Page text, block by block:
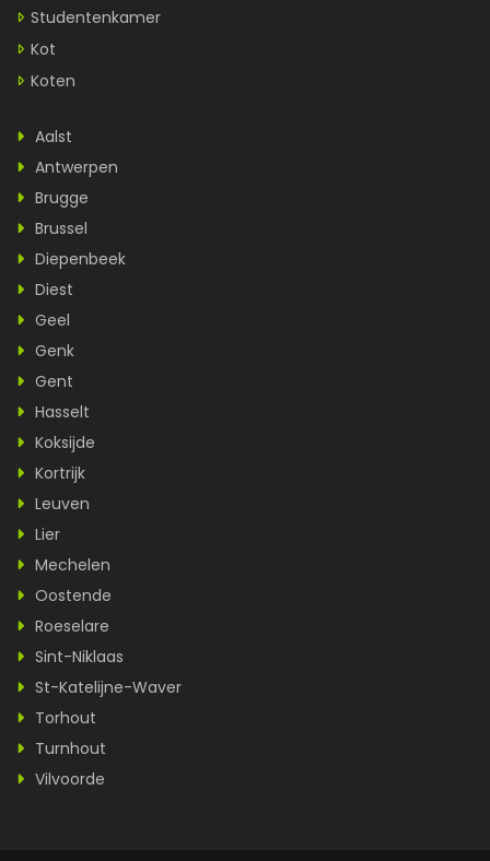
Studentenkamer
Kot
Koten
Aalst
Antwerpen
Brugge
Brussel
Diepenbeek
Diest
Geel
Genk
Gent
Hasselt
Koksijde
Kortrijk
Leuven
Lier
Mechelen
Oostende
Roeselare
Sint-Niklaas
St-Katelijne-Waver
Torhout
Turnhout
Vilvoorde